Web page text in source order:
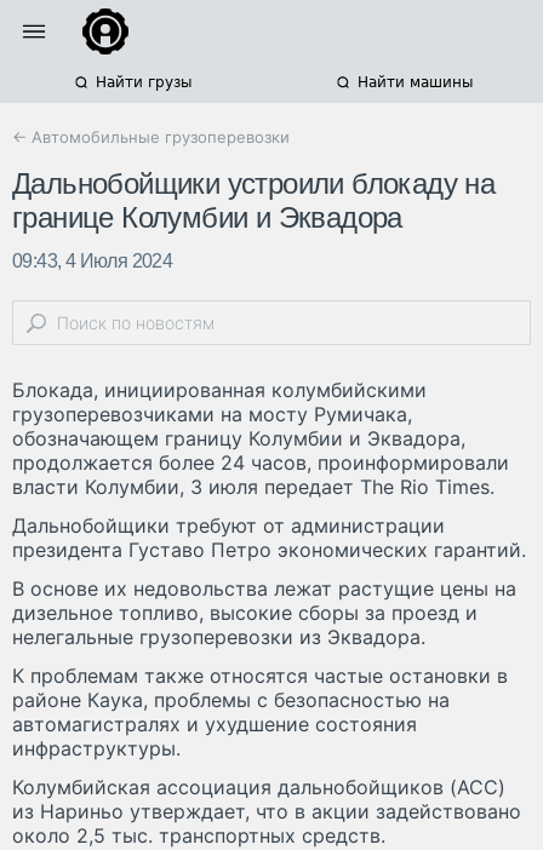
Найти грузы Найти машины
← Автомобильные грузоперевозки
Дальнобойщики устроили блокаду на
границе Колумбии и Эквадора
09:43, 4 Июля 2024
Блокада, инициированная колумбийскими
грузоперевозчиками на мосту Румичака,
обозначающем границу Колумбии и Эквадора,
продолжается более 24 часов, проинформировали
власти Колумбии, 3 июля передает The Rio Times.
Дальнобойщики требуют от администрации
президента Густаво Петро экономических гарантий.
В основе их недовольства лежат растущие цены на
дизельное топливо, высокие сборы за проезд и
нелегальные грузоперевозки из Эквадора.
К проблемам также относятся частые остановки в
районе Каука, проблемы с безопасностью на
автомагистралях и ухудшение состояния
инфраструктуры.
Колумбийская ассоциация дальнобойщиков (ACC)
из Нариньо утверждает, что в акции задействовано
около 2,5 тыс. транспортных средств.